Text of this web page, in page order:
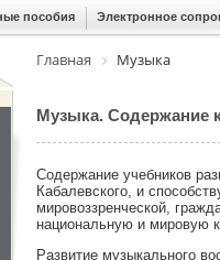
пособия Электронное
Главная Музыка
Музыка. Содержание
Содержание учебников
Кабалевского, и
мировоззренческой,
национальную и мировую
Развитие музыкального